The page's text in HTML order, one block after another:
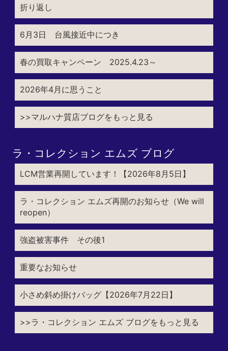
折り返し
6月3日 台風接近中につき
春の買取キャンペーン 2025.4.23～
2026年4月に思うこと
>>マルハナ質店ブログをもっと見る
ラ・コレクション エムズ ブログ
LCM営業再開しています！【2026年8月5日】
ラ・コレクション エムズ再開のお知らせ（We will
reopen）
強盗被害事件 その後1
重要なお知らせ
小さめ斜め掛けバッグ【2026年7月22日】
>>ラ・コレクション エムズ ブログをもっと見る